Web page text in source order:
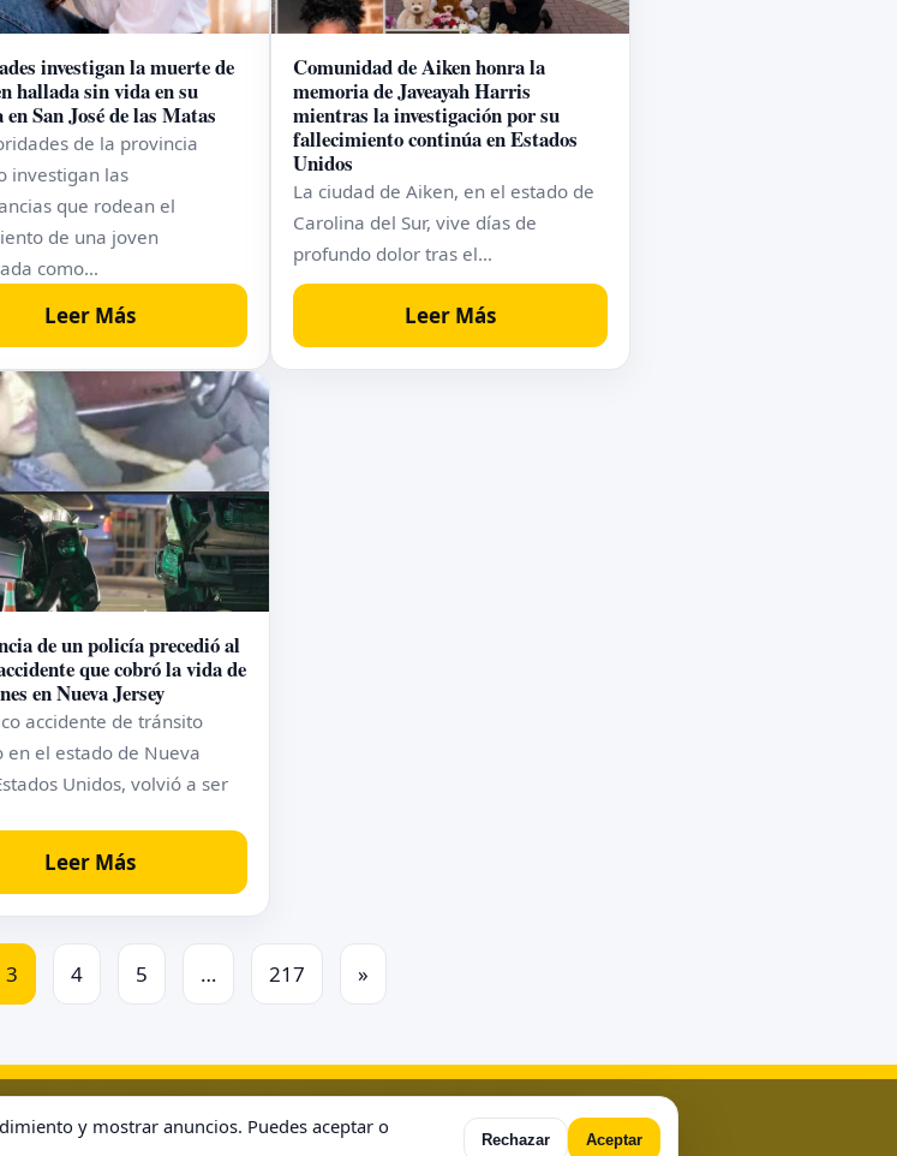
investigan la muerte de
hallada sin vida en su
San José de las Matas
de la provincia
investigan las
que rodean el
de una joven
como…
Leer Más
Comunidad de Aiken honra la
memoria de Javeayah Harris
mientras la investigación por su
fallecimiento continúa en Estados
Unidos
La ciudad de Aiken, en el estado de
Carolina del Sur, vive días de
profundo dolor tras el…
Leer Más
de un policía precedió al
que cobró la vida de
en Nueva Jersey
accidente de tránsito
en el estado de Nueva
Unidos, volvió a ser
Leer Más
3 4 5 … 217 »
y mostrar anuncios. Puedes aceptar o
Rechazar Aceptar